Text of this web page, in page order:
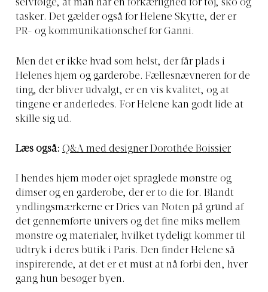
selvfølge, at man har en forkærlighed for tøj, sko og
tasker. Det gælder også for Helene Skytte, der er
PR- og kommunikationschef for Ganni.
Men det er ikke hvad som helst, der får plads i
Helenes hjem og garderobe. Fællesnævneren for de
ting, der bliver udvalgt, er en vis kvalitet, og at
tingene er anderledes. For Helene kan godt lide at
skille sig ud.
Læs også: Q&A med designer Dorothée Boissier
I hendes hjem møder øjet spraglede mønstre og
dimser og en garderobe, der er to die for. Blandt
yndlingsmærkerne er Dries van Noten på grund af
det gennemførte univers og det fine miks mellem
mønstre og materialer, hvilket tydeligt kommer til
udtryk i deres butik i Paris. Den finder Helene så
inspirerende, at det er et must at nå forbi den, hver
gang hun besøger byen.